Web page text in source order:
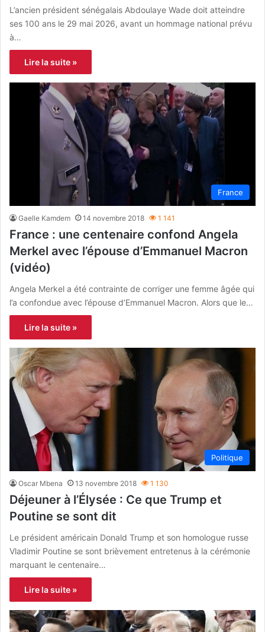
L’ancien président sénégalais Abdoulaye Wade doit atteindre
ses 100 ans le 29 mai 2026, avant un hommage national prévu
à…
Lire la suite »
France
Gaelle Kamdem 14 novembre 2018 1 141
France : une centenaire confond Angela
Merkel avec l’épouse d’Emmanuel Macron
(vidéo)
Angela Merkel a été contrainte de corriger une femme âgée qui
l’a confondue avec l’épouse d’Emmanuel Macron. Alors que le…
Lire la suite »
Politique
Oscar Mbena 13 novembre 2018 1 130
Déjeuner à l’Élysée : Ce que Trump et
Poutine se sont dit
Le président américain Donald Trump et son homologue russe
Vladimir Poutine se sont brièvement entretenus à la cérémonie
marquant le centenaire…
Lire la suite »